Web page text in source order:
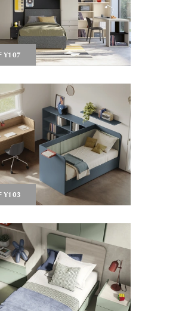
Y107
Y103